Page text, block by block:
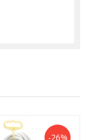
-26%